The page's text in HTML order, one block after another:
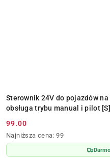
Sterownik 24V do pojazdów
obsługa trybu manual i pilot [S]
Cena
promocyjna:
99.00
Najniższa
cena
z
Najniższa cena: 99